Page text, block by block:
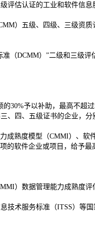
评估认证的工业和软件信息
）五级、四级、三级资
（DCMM）”二级和三级
30%予以补助，最高不超过
、四、五级证书的企业，
成熟度模型（CMMI）、
的软件企业或项目，给予
）数据管理能力成熟度
技术服务标准（ITSS）等